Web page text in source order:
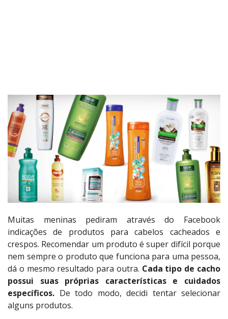
Muitas meninas pediram através do Facebook
indicações de produtos para cabelos cacheados e
crespos. Recomendar um produto é super difícil porque
nem sempre o produto que funciona para uma pessoa,
dá o mesmo resultado para outra. Cada tipo de cacho
possui suas próprias características e cuidados
específicos. De todo modo, decidi tentar selecionar
alguns produtos.